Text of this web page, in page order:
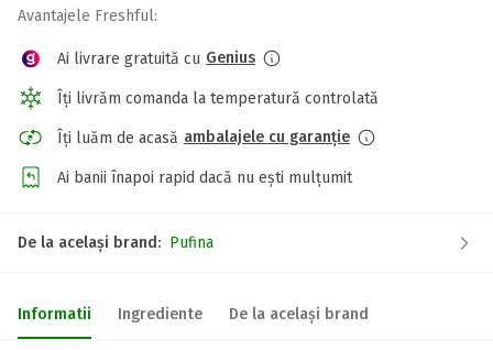
Avantajele Freshful:
Ai livrare gratuită cu Genius
Îți livrăm comanda la temperatură controlată
Îți luăm de acasă ambalajele cu garanție
Ai banii înapoi rapid dacă nu ești mulțumit
De la același brand: Pufina
Informatii Ingrediente De la același brand